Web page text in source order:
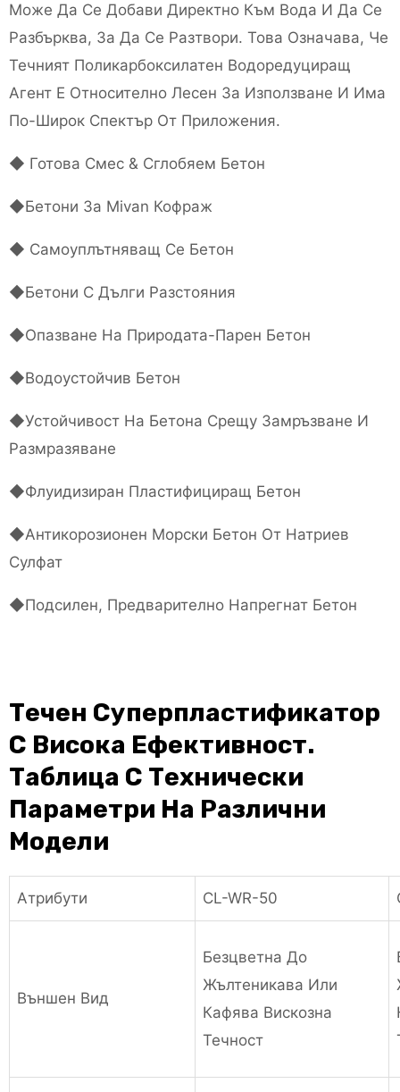
Може Да Се Добави Директно Към Вода И Да Се
Разбърква, За Да Се Разтвори. Това Означава, Че
Течният Поликарбоксилатен Водоредуциращ
Агент Е Относително Лесен За Използване И Има
По-Широк Спектър От Приложения.
◆ Готова Смес & Сглобяем Бетон
◆Бетони За Mivan Кофраж
◆ Самоуплътняващ Се Бетон
◆Бетони С Дълги Разстояния
◆Опазване На Природата-Парен Бетон
◆Водоустойчив Бетон
◆Устойчивост На Бетона Срещу Замръзване И
Размразяване
◆Флуидизиран Пластифициращ Бетон
◆Антикорозионен Морски Бетон От Натриев
Сулфат
◆Подсилен, Предварително Напрегнат Бетон
Течен Суперпластификатор
С Висока Ефективност.
Таблица С Технически
Параметри На Различни
Модели
Атрибути CL-WR-50
Външен Вид
Безцветна До
Жълтеникава Или
Кафява Вискозна
Течност